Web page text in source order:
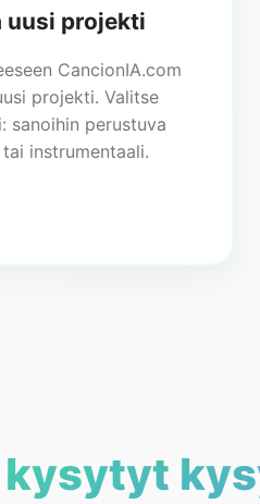
uusi projekti
CancionIA.com
projekti. Valitse
sanoihin perustuva
instrumentaali.
kysytyt